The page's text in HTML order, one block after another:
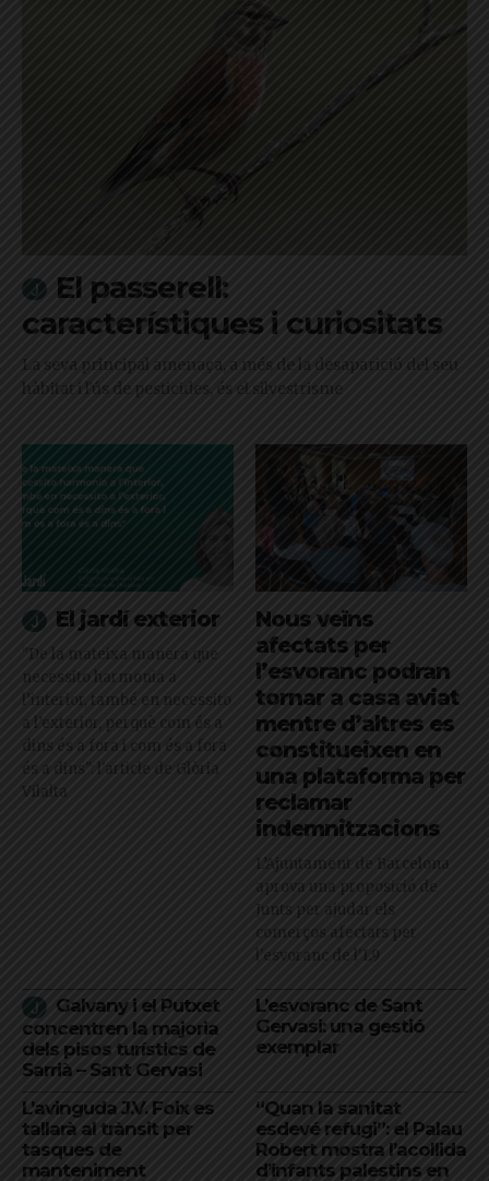
El passerell:
característiques i curiositats
La seva principal amenaça, a més de la desaparició del seu
hàbitat i l'ús de pesticides, és el silvestrisme
El jardí exterior
"De la mateixa manera que
necessito harmonia a
l’interior, també en necessito
a l’exterior, perquè com és a
dins és a fora i com és a fora
és a dins": l'article de Glòria
Vilalta
Nous veïns
afectats per
l’esvoranc podran
tornar a casa aviat
mentre d’altres es
constitueixen en
una plataforma per
reclamar
indemnitzacions
L’Ajuntament de Barcelona
aprova una proposició de
Junts per ajudar els
comerços afectats per
l'esvoranc de l'L9
Galvany i el Putxet
concentren la majoria
dels pisos turístics de
Sarrià – Sant Gervasi
L’esvoranc de Sant
Gervasi: una gestió
exemplar
L’avinguda J.V. Foix es
tallarà al trànsit per
tasques de
manteniment
“Quan la sanitat
esdevé refugi”: el Palau
Robert mostra l’acollida
d’infants palestins en